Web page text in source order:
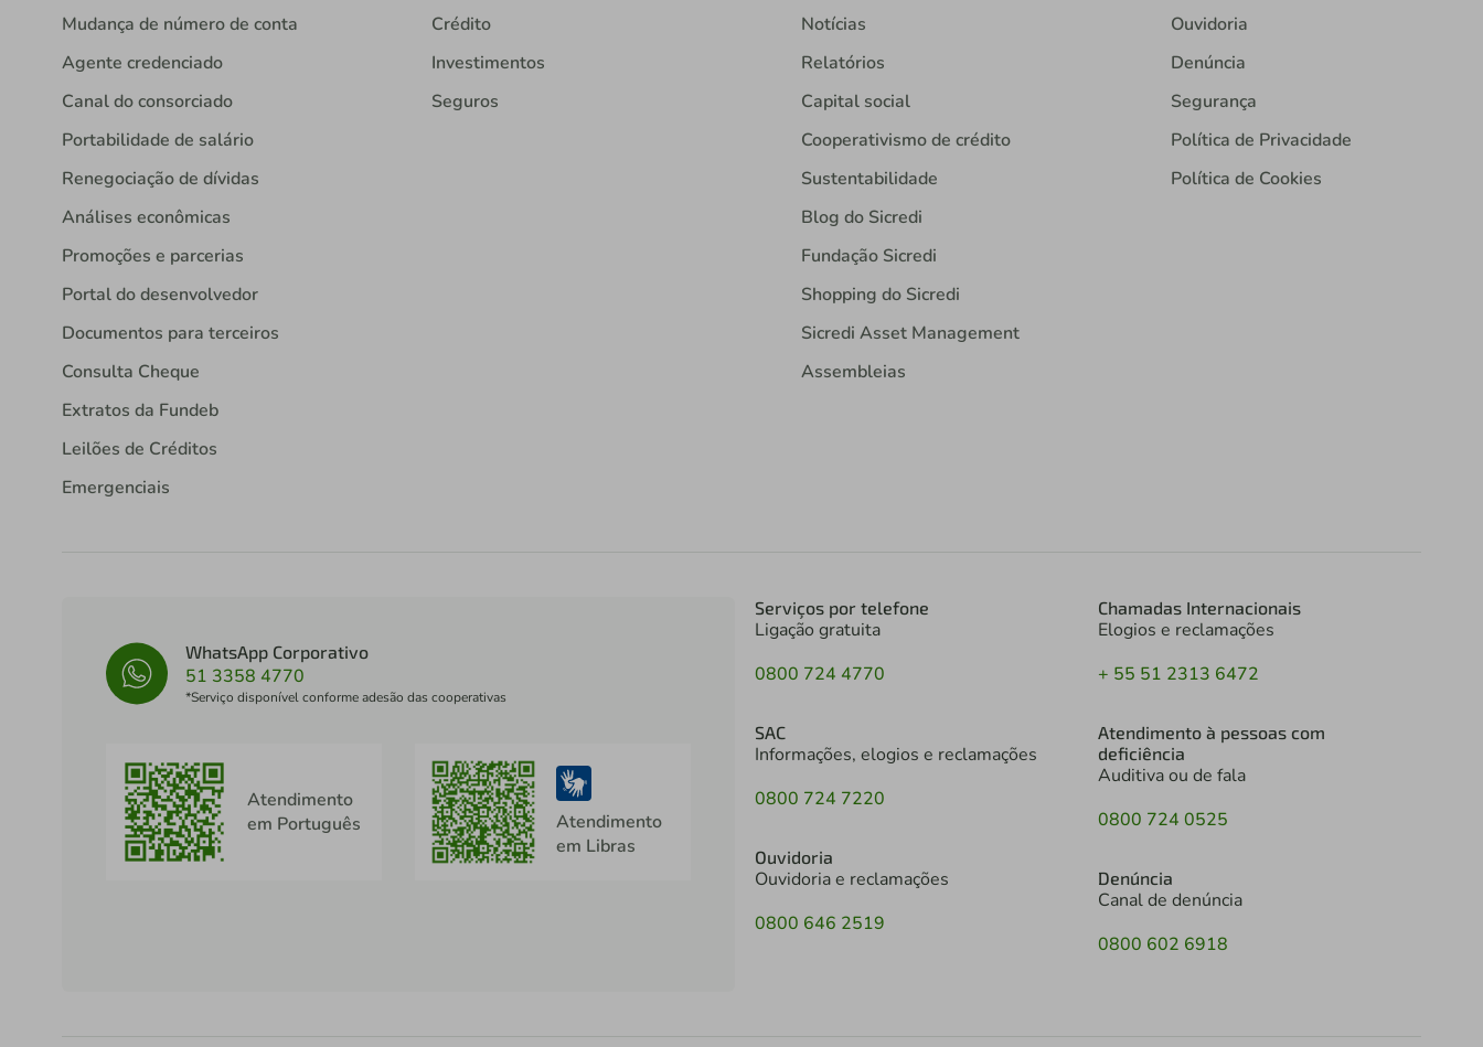
Mudança de número de conta
Agente credenciado
Canal do consorciado
Portabilidade de salário
Renegociação de dívidas
Análises econômicas
Promoções e parcerias
Portal do desenvolvedor
Documentos para terceiros
Consulta Cheque
Extratos da Fundeb
Leilões de Créditos
Emergenciais
Crédito
Investimentos
Seguros
Notícias
Relatórios
Capital social
Cooperativismo de crédito
Sustentabilidade
Blog do Sicredi
Fundação Sicredi
Shopping do Sicredi
Sicredi Asset Management
Assembleias
Ouvidoria
Denúncia
Segurança
Política de Privacidade
Política de Cookies
WhatsApp Corporativo
51 3358 4770
*Serviço disponível conforme adesão das cooperativas
Atendimento
em Português
Atendimento
em Libras
Serviços por telefone
Ligação gratuita
0800 724 4770
SAC
Informações, elogios e reclamações
0800 724 7220
Ouvidoria
Ouvidoria e reclamações
0800 646 2519
Chamadas Internacionais
Elogios e reclamações
+ 55 51 2313 6472
Atendimento à pessoas com
deficiência
Auditiva ou de fala
0800 724 0525
Denúncia
Canal de denúncia
0800 602 6918